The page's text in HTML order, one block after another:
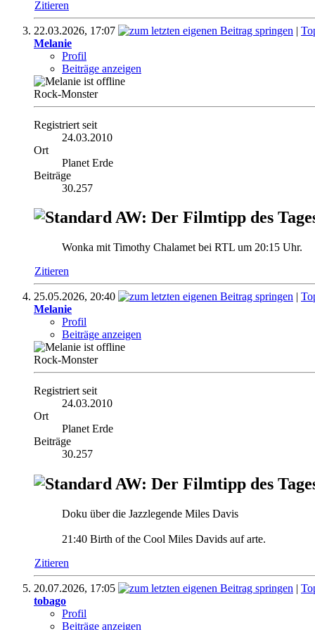
Zitieren
22.03.2026, 17:07 |
Melanie
Profil
Beiträge anzeigen
Rock-Monster
Registriert seit
24.03.2010
Ort
Planet Erde
Beiträge
30.257
AW: Der Filmtipp des
Wonka mit Timothy Chalamet bei RTL um 20:15 Uhr.
Zitieren
25.05.2026, 20:40 |
Melanie
Profil
Beiträge anzeigen
Rock-Monster
Registriert seit
24.03.2010
Ort
Planet Erde
Beiträge
30.257
AW: Der Filmtipp des
Doku über die Jazzlegende Miles Davis
21:40 Birth of the Cool Miles Davids auf arte.
Zitieren
20.07.2026, 17:05 |
tobago
Profil
Beiträge anzeigen